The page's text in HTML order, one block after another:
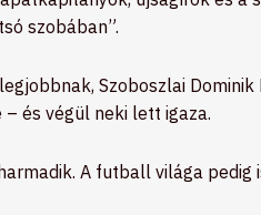
szobában”.
Szoboszlai Dominik
és végül neki lett igaza.
A futball világa pedig